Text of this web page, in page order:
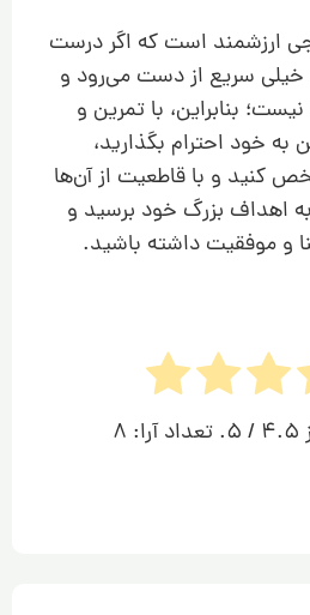
ارزشمند است که اگر درست
خیلی سریع از دست می‌رود و
بنابراین، با تمرین و
خود احترام بگذارید،
کنید و با قاطعیت از آن‌ها
به اهداف بزرگ خود برسید و
و موفقیت داشته باشید.
4.5 / 5. تعداد آرا: 8